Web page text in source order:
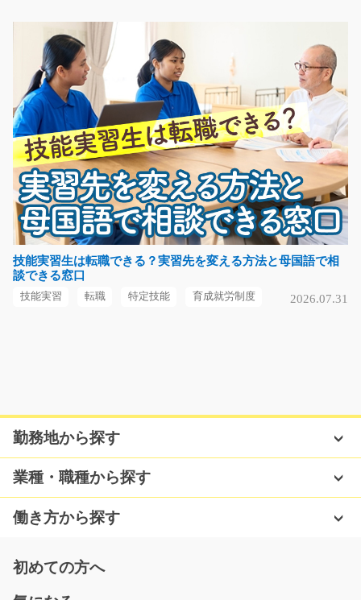
大人気のオフィスワーク！ハウスクリーニング関連のテ
レフォンアポインタ…
長期（3ヶ月以上）
時給1100円～
熊本県熊本市東区
気になる
金属部品を機械にセットして簡単な操作作業/y03_
00501
急募
土日祝休みが嬉しい♪金属部品を機械にセットしてボタン
を押したり、機械か…
長期（3ヶ月以上）
産業廃棄物処理スタッフ/i01_01298
＜仕事内容＞ 工場へ搬入される産業廃棄物の受け入れ作
業を担当し、指定エ…
長期（3ヶ月以上）
時給1500円
技能実習生は転職できる？実習先を変える方法と母国語で相
談できる窓口
技能実習 転職 特定技能 育成就労制度 2026.07.31
勤務地から探す
業種・職種から探す
働き方から探す
初めての方へ